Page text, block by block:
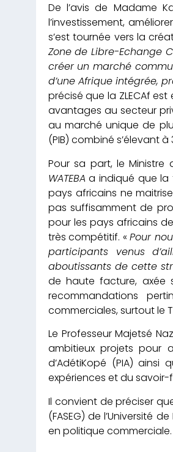
De l’avis de Madame
l’investissement,
s’est tournée vers la
Zone de Libre-Echange
créer un marché
d’une Afrique intégrée,
précisé que la ZLECAf
avantages au secteur
au marché unique de
(PIB) combiné s’élevant
Pour sa part, le Ministre
WATEBA a indiqué que la
pays africains ne
pas suffisamment de
pour les pays africains
très compétitif. «Pour
participants venus
aboutissants de cette
de haute facture, axée
recommandations
commerciales, surtout le
Le Professeur Majetsé
ambitieux projets pour
d’AdétiKopé (PIA)
expériences et du
Il convient de préciser
(FASEG) de l’Université
en politique commerciale.